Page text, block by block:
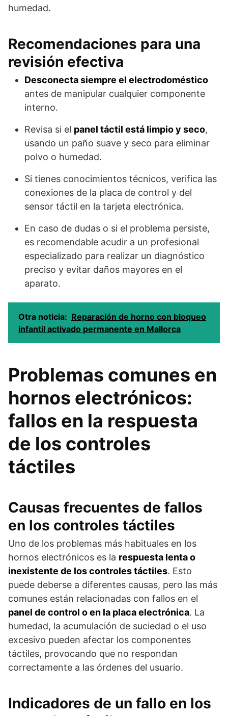
humedad.
Recomendaciones para una
revisión efectiva
Desconecta siempre el electrodoméstico
antes de manipular cualquier componente
interno.
Revisa si el panel táctil está limpio y seco,
usando un paño suave y seco para eliminar
polvo o humedad.
Si tienes conocimientos técnicos, verifica las
conexiones de la placa de control y del
sensor táctil en la tarjeta electrónica.
En caso de dudas o si el problema persiste,
es recomendable acudir a un profesional
especializado para realizar un diagnóstico
preciso y evitar daños mayores en el
aparato.
Otra noticia: Reparación de horno con bloqueo
infantil activado permanente en Mallorca
Problemas comunes en
hornos electrónicos:
fallos en la respuesta
de los controles
táctiles
Causas frecuentes de fallos
en los controles táctiles
Uno de los problemas más habituales en los
hornos electrónicos es la respuesta lenta o
inexistente de los controles táctiles. Esto
puede deberse a diferentes causas, pero las más
comunes están relacionadas con fallos en el
panel de control o en la placa electrónica. La
humedad, la acumulación de suciedad o el uso
excesivo pueden afectar los componentes
táctiles, provocando que no respondan
correctamente a las órdenes del usuario.
Indicadores de un fallo en los